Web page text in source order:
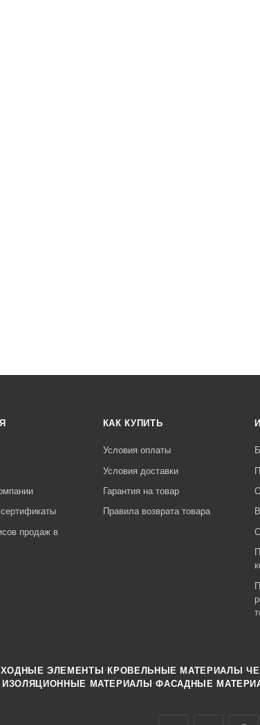
продаж в
КАК КУПИТЬ
Условия оплаты
Условия доставки
Гарантия на товар
Правила возврата товара
ЭЛЕМЕНТЫ ·КРОВЕЛЬНЫЕ МАТЕРИАЛЫ ·
ИЗОЛЯЦИОННЫЕ МАТЕРИАЛЫ ·ФАСАДНЫЕ